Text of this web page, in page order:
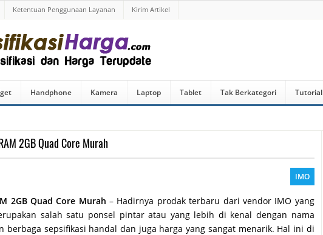
Ketentuan Penggunaan Layanan Kirim Artikel
Handphone Kamera Laptop Tablet Tak Berkategori Tutorial
2GB Quad Core Murah
IMO
2GB Quad Core Murah – Hadirnya prodak terbaru dari vendor IMO yang
salah satu ponsel pintar atau yang lebih di kenal dengan nama
berbaga sepsifikasi handal dan juga harga yang sangat menarik. Hal ini di